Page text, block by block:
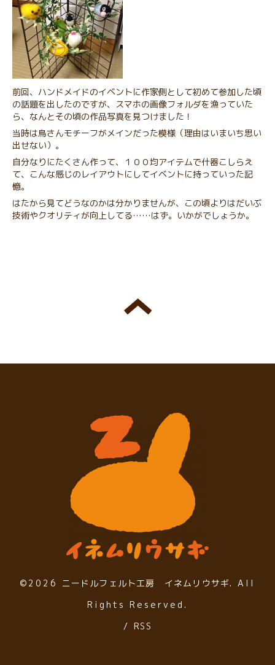
前回、ハンドメイドのイベントに作家側として初めて参加した頃
の話題を出したのですが、スマホの画像フォルダを漁っていた
ら、なんとその頃の作品写真を見つけました！
当時は鳥さんモチーフがメインだった模様（理由はいまいち思い
出せない）。
自分なりにたくさん作って、１００均アイテムで什器こしらえ
て、こんな感じのレイアウトにしてイベントに持っていった記
憶。
はたから見てどうなのかは分かりませんが、この頃よりはだいぶ
技術やクオリティが向上してる……はず。いかがでしょうか。
©2026 ニードルフェルト工房 イネムリウサギ. All
Rights Reserved.
/RSS